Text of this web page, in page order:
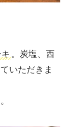
。炭塩、西
いただきま